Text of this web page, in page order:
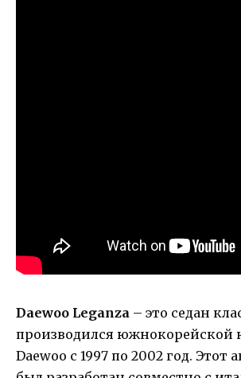
Daewoo Leganza – это седан
производился южнокорейской
Daewoo с 1997 по 2002 год. Этот